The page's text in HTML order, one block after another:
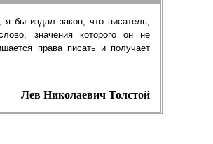
бы издал закон, что писатель,
значения которого он не
права писать и получает
Лев Николаевич Толстой